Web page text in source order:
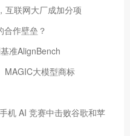
互联网大厂成加分项
作壁垒？
准AlignBench
MAGIC大模型商标
机 AI 竞赛中击败谷歌和苹